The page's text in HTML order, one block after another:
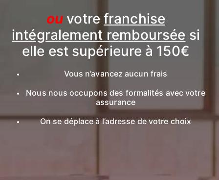
ou votre franchise
intégralement remboursée si
elle est supérieure à 150€
Vous n’avancez aucun frais
Nous nous occupons des formalités avec votre
assurance
On se déplace à l’adresse de votre choix